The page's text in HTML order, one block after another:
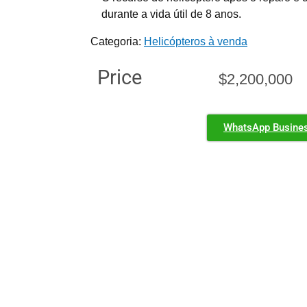
durante a vida útil de 8 anos.
Categoria: Helicópteros à venda
Price $2,200,000
WhatsApp